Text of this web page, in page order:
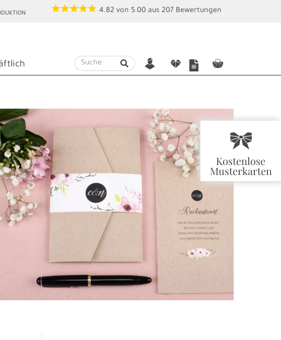
r
Kostenlose
Musterkarten
4.82 von 5.00 aus 207 Bewertungen
n f c